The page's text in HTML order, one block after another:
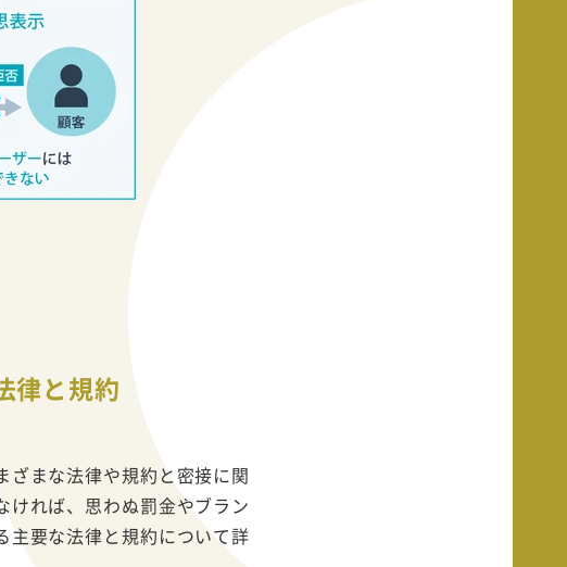
律と規約
ざまな法律や規約と密接に関
れば、思わぬ罰金やブラン
主要な法律と規約について詳